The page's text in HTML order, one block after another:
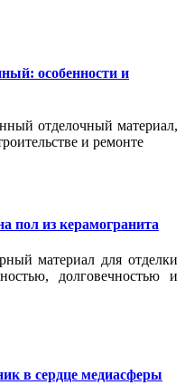
особенности и
отделочный материал,
и ремонте
пол из керамогранита
материал для отделки
долговечностью и
в сердце медиасферы